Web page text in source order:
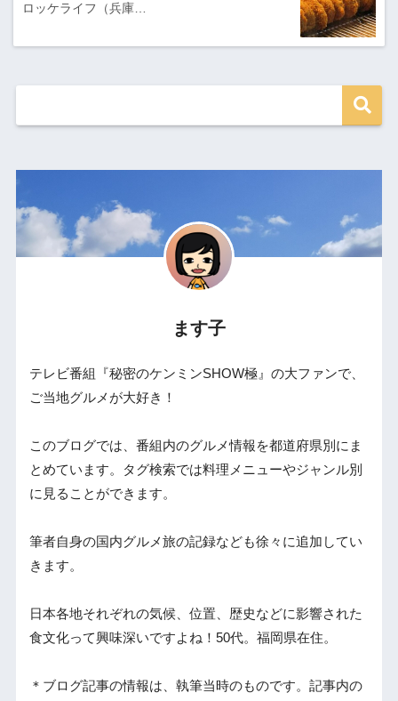
ロッケライフ（兵庫…
ます子
テレビ番組『秘密のケンミンSHOW極』の大ファンで、
ご当地グルメが大好き！
このブログでは、番組内のグルメ情報を都道府県別にま
とめています。タグ検索では料理メニューやジャンル別
に見ることができます。
筆者自身の国内グルメ旅の記録なども徐々に追加してい
きます。
日本各地それぞれの気候、位置、歴史などに影響された
食文化って興味深いですよね！50代。福岡県在住。
＊ブログ記事の情報は、執筆当時のものです。記事内の